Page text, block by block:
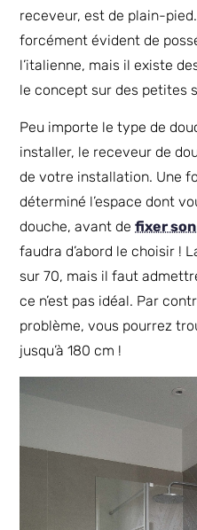
receveur, est de plain-
forcément évident de
l’italienne, mais il existe
le concept sur des petites
Peu importe le type de
installer, le receveur de
de votre installation. Une
déterminé l’espace dont
douche, avant defixer
faudra d’abord le choisir !
sur 70, mais il faut
ce n’est pas idéal. Par
problème, vous pourrez
jusqu’à 180 cm !